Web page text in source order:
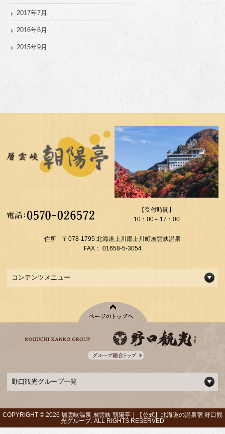
2017年7月
2016年6月
2015年9月
【受付時間】
10：00～17：00
住所 〒078-1795 北海道上川郡上川町層雲峡温泉
FAX： 01658-5-3054
コンテンツメニュー
野口観光グループ一覧
COPYRIGHT © 2026 層雲峡温泉 層雲峡 朝陽亭｜【公式】北海道の温泉宿 野口観
光グループ. ALL RIGHTS RESERVED